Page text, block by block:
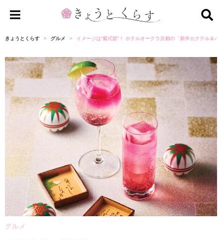
ょ
と
く
す
きょうとくらす グルメ イメージは“紫式部”！ ホテルオークラ京都の「新作カクテル＆
グルメ